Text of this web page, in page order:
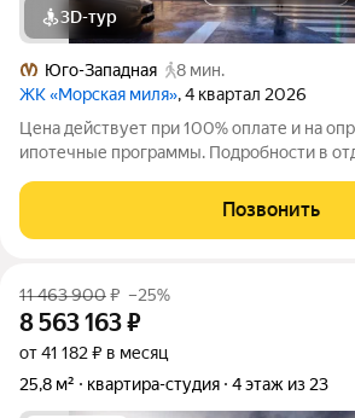
3D-тур
Юго-Западная
8 мин.
ЖК «Морская миля», 4 квартал 2026
Цена действует при 100% оплате и на
ипотечные программы. Подробности в отделе продаж по
Общая площадь составляет 25.97 кв. м.
отделкой. Жилой комплекс
Позвонить
11 463 900₽ –25%
8 563 163₽
от 41 182 ₽ в месяц
25,8 м²
квартира-студия 4 этаж из 23